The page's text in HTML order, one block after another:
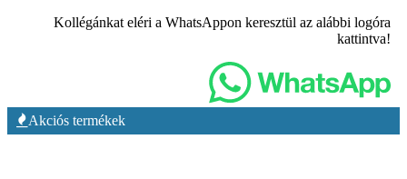
Kollégánkat eléri a WhatsAppon keresztül az alábbi logóra
kattintva!
Akciós termékek